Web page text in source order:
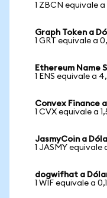
1 ZBCN equivale
Graph Token a
1 GRT equivale a
Ethereum Name
1 ENS equivale a
Convex Finance
1 CVX equivale a
JasmyCoin a
1 JASMY equivale
dogwifhat a
1 WIF equivale a